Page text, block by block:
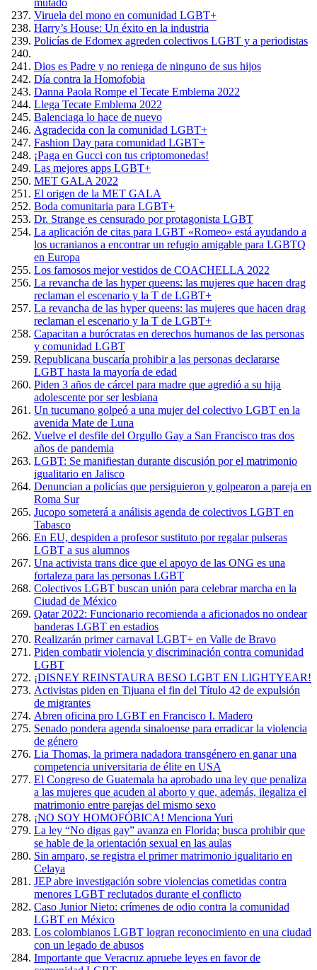
mutado
Viruela del mono en comunidad LGBT+
Harry’s House: Un éxito en la industria
Policías de Edomex agreden colectivos LGBT y a periodistas
Dios es Padre y no reniega de ninguno de sus hijos
Día contra la Homofobia
Danna Paola Rompe el Tecate Emblema 2022
Llega Tecate Emblema 2022
Balenciaga lo hace de nuevo
Agradecida con la comunidad LGBT+
Fashion Day para comunidad LGBT+
¡Paga en Gucci con tus criptomonedas!
Las mejores apps LGBT+
MET GALA 2022
El origen de la MET GALA
Boda comunitaria para LGBT+
Dr. Strange es censurado por protagonista LGBT
La aplicación de citas para LGBT «Romeo» está ayudando a
los ucranianos a encontrar un refugio amigable para LGBTQ
en Europa
Los famosos mejor vestidos de COACHELLA 2022
La revancha de las hyper queens: las mujeres que hacen drag
reclaman el escenario y la T de LGBT+
La revancha de las hyper queens: las mujeres que hacen drag
reclaman el escenario y la T de LGBT+
Capacitan a burócratas en derechos humanos de las personas
y comunidad LGBT
Republicana buscaría prohibir a las personas declararse
LGBT hasta la mayoría de edad
Piden 3 años de cárcel para madre que agredió a su hija
adolescente por ser lesbiana
Un tucumano golpeó a una mujer del colectivo LGBT en la
avenida Mate de Luna
Vuelve el desfile del Orgullo Gay a San Francisco tras dos
años de pandemia
LGBT: Se manifiestan durante discusión por el matrimonio
igualitario en Jalisco
Denuncian a policías que persiguieron y golpearon a pareja en
Roma Sur
Jucopo someterá a análisis agenda de colectivos LGBT en
Tabasco
En EU, despiden a profesor sustituto por regalar pulseras
LGBT a sus alumnos
Una activista trans dice que el apoyo de las ONG es una
fortaleza para las personas LGBT
Colectivos LGBT buscan unión para celebrar marcha en la
Ciudad de México
Qatar 2022: Funcionario recomienda a aficionados no ondear
banderas LGBT en estadios
Realizarán primer carnaval LGBT+ en Valle de Bravo
Piden combatir violencia y discriminación contra comunidad
LGBT
¡DISNEY REINSTAURA BESO LGBT EN LIGHTYEAR!
Activistas piden en Tijuana el fin del Título 42 de expulsión
de migrantes
Abren oficina pro LGBT en Francisco I. Madero
Senado pondera agenda sinaloense para erradicar la violencia
de género
Lia Thomas, la primera nadadora transgénero en ganar una
competencia universitaria de élite en USA
El Congreso de Guatemala ha aprobado una ley que penaliza
a las mujeres que acuden al aborto y que, además, ilegaliza el
matrimonio entre parejas del mismo sexo
¡NO SOY HOMOFÓBICA! Menciona Yuri
La ley “No digas gay” avanza en Florida; busca prohibir que
se hable de la orientación sexual en las aulas
Sin amparo, se registra el primer matrimonio igualitario en
Celaya
JEP abre investigación sobre violencias cometidas contra
menores LGBT reclutados durante el conflicto
Caso Junior Nieto: crímenes de odio contra la comunidad
LGBT en México
Los colombianos LGBT logran reconocimiento en una ciudad
con un legado de abusos
Importante que Veracruz apruebe leyes en favor de